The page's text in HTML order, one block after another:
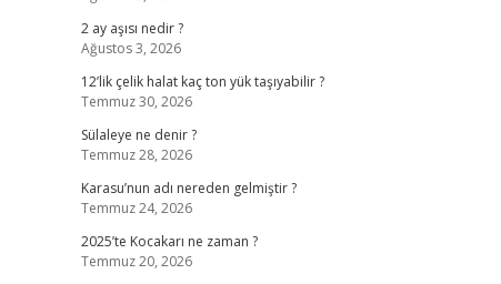
2 ay aşısı nedir ?
Ağustos 3, 2026
12’lik çelik halat kaç ton yük taşıyabilir ?
Temmuz 30, 2026
Sülaleye ne denir ?
Temmuz 28, 2026
Karasu’nun adı nereden gelmiştir ?
Temmuz 24, 2026
2025’te Kocakarı ne zaman ?
Temmuz 20, 2026